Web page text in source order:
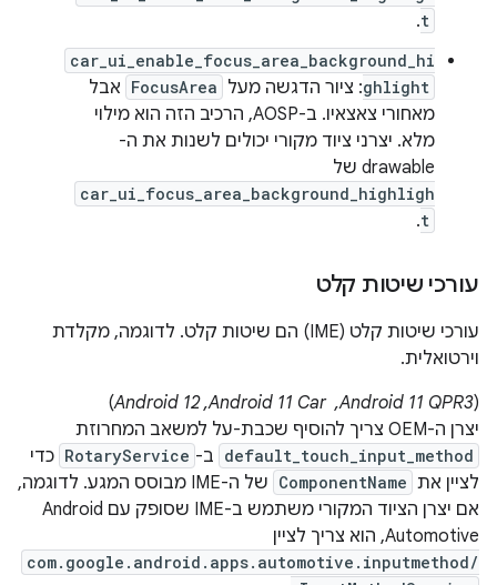
t
.
car_ui_enable_focus_area_background_hi
ghlight: ציור הדגשה מעל FocusArea אבל
מאחורי צאצאיו. ב-AOSP, הרכיב הזה הוא מילוי
מלא. יצרני ציוד מקורי יכולים לשנות את ה-
drawable של
car_ui_focus_area_background_highligh
t
.
עורכי שיטות קלט
עורכי שיטות קלט (IME) הם שיטות קלט. לדוגמה, מקלדת
וירטואלית.
‫(
Android 11 QPR3, ‏ Android 11 Car,‏ Android 12
)
יצרן ה-OEM צריך להוסיף שכבת-על למשאב המחרוזת
default_touch_input_method ב- RotaryService כדי
לציין את ComponentName
של ה-IME מבוסס המגע. לדוגמה,
אם יצרן הציוד המקורי משתמש ב-IME שסופק עם Android
Automotive, הוא צריך לציין
com.google.android.apps.automotive.inputmethod/